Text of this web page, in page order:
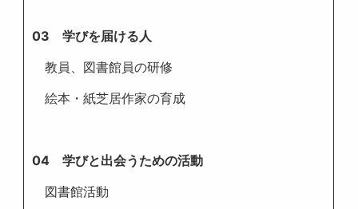
03 学びを届ける人
教員、図書館員の研修
絵本・紙芝居作家の育成
04 学びと出会うための活動
図書館活動